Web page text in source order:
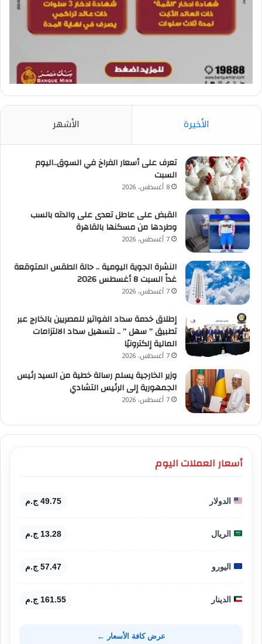
الأخيرة الأشهر
تعرف على أسعار الفراخ في السوق..اليوم
السبت
8 أغسطس، 2026
القبض على عاطل تعدى على والدته بالسب
وطردها من مسكنها بالقاهرة
7 أغسطس، 2026
النشرة الجوية اليومية .. حالة الطقس المتوقعة
غداً السبت 8 أغسطس 2026
7 أغسطس، 2026
إطلاق خدمة سداد الفواتير للمصريين بالخارج عبر
تطبيق ” سهل ” .. لتسهيل سداد الالتزامات
المالية إلكترونيًا
7 أغسطس، 2026
وزير الخارجية يسلم رسالة خطية من السيد رئيس
الجمهورية إلى الرئيس التشادي
7 أغسطس، 2026
أسعار العملات اليوم
الدولار 49.75 ج.م
الريال 13.28 ج.م
اليورو 57.47 ج.م
الدينار 161.55 ج.م
عرض كافة الأسعار ←